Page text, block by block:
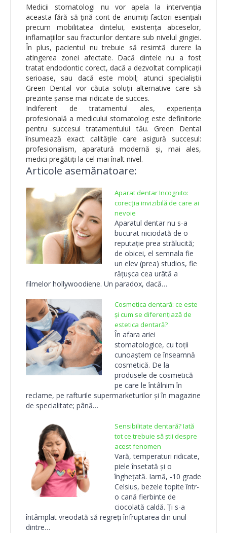
Medicii stomatologi nu vor apela la intervenția
aceasta fără să țină cont de anumiți factori esențiali
precum mobilitatea dintelui, existența abceselor,
inflamațiilor sau fracturilor dentare sub nivelul gingiei.
În plus, pacientul nu trebuie să resimtă durere la
atingerea zonei afectate. Dacă dintele nu a fost
tratat endodontic corect, dacă a dezvoltat complicații
serioase, sau dacă este mobil; atunci specialiștii
Green Dental vor căuta soluții alternative care să
prezinte șanse mai ridicate de succes.
Indiferent de tratamentul ales, experiența
profesională a medicului stomatolog este definitorie
pentru succesul tratamentului tău. Green Dental
însumează exact calitățile care asigură succesul:
profesionalism, aparatură modernă și, mai ales,
medici pregătiți la cel mai înalt nivel.
Articole asemănatoare:
Aparat dentar Incognito:
corecția invizibilă de care ai
nevoie
Aparatul dentar nu s-a
bucurat niciodată de o
reputație prea strălucită;
de obicei, el semnala fie
un elev (prea) studios, fie
rățușca cea urâtă a
filmelor hollywoodiene. Un paradox, dacă…
Cosmetica dentară: ce este
și cum se diferențiază de
estetica dentară?
În afara ariei
stomatologice, cu toții
cunoaștem ce înseamnă
cosmetică. De la
produsele de cosmetică
pe care le întâlnim în
reclame, pe rafturile supermarketurilor și în magazine
de specialitate; până…
Sensibilitate dentară? Iată
tot ce trebuie să știi despre
acest fenomen
Vară, temperaturi ridicate,
piele însetată și o
înghețată. Iarnă, -10 grade
Celsius, bezele topite într-
o cană fierbinte de
ciocolată caldă. Ți s-a
întâmplat vreodată să regreți înfruptarea din unul
dintre…